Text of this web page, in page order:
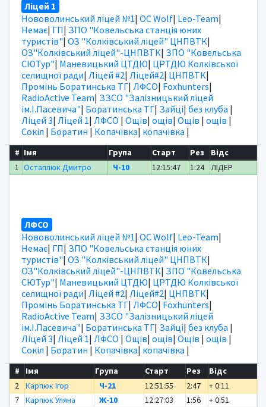
Ліцей 1
Нововолинський ліцей №1| OC Wolf| Leo-Team|
Немає| ГП| ЗПО "Ковельська станція юних
туристів"| ОЗ "Колківський ліцей" ЦНПВТК|
ОЗ"Колківський ліцей"-ЦНПВТК| ЗПО "Ковельська
СЮТур"| Маневицький ЦТДЮ| ЦРТДЮ Колківської
селищної ради| Ліцей #2| Ліцей#2| ЦНПВТК|
Промінь Боратинська ТГ| ЛФСО| Foxhunters|
RadioActive Team| ЗЗСО "Залізницький ліцей
ім.І.Пасевича"| Боратинська ТГ| Зайці| без клуба |
Ліцей 3| Ліцей 1| ЛФСО | Ощів| ощів| Ощів | ощів |
Сокіл | Боратин | Копачівка| копачівка |
# Імя Група Старт Рез
Відс
1 Остаплюк Дмитро Ч-10 12:15:47 1:24 ЛІДЕР
ЛФСО
Нововолинський ліцей №1| OC Wolf| Leo-Team|
Немає| ГП| ЗПО "Ковельська станція юних
туристів"| ОЗ "Колківський ліцей" ЦНПВТК|
ОЗ"Колківський ліцей"-ЦНПВТК| ЗПО "Ковельська
СЮТур"| Маневицький ЦТДЮ| ЦРТДЮ Колківської
селищної ради| Ліцей #2| Ліцей#2| ЦНПВТК|
Промінь Боратинська ТГ| ЛФСО| Foxhunters|
RadioActive Team| ЗЗСО "Залізницький ліцей
ім.І.Пасевича"| Боратинська ТГ| Зайці| без клуба |
Ліцей 3| Ліцей 1| ЛФСО | Ощів| ощів| Ощів | ощів |
Сокіл | Боратин | Копачівка| копачівка |
# Імя Група Старт Рез
Відс
2
Карпюк Ігор Ч-21 12:51:55 2:47
+ 0:11
7
Карпюк Уляна Ж-10 12:27:03 1:56 + 0:51